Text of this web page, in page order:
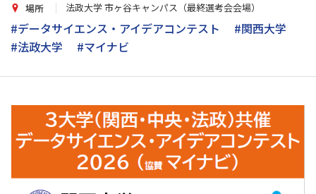
場所 法政大学 市ヶ谷キャンパス（最終選考会会場）
#データサイエンス・アイデアコンテスト
#関西大学
#法政大学
#マイナビ